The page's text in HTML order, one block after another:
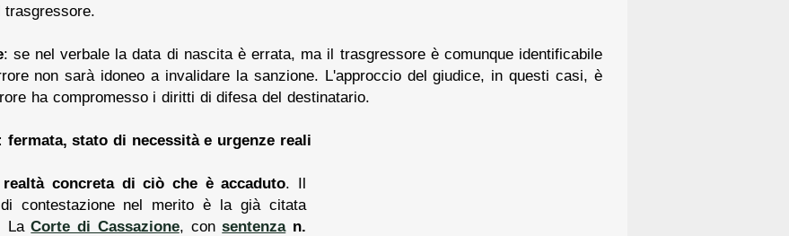
trasgressore.
: se nel verbale la data di nascita è errata, ma il trasgressore è comunque identificabile
non sarà idoneo a invalidare la sanzione. L'approccio del giudice, in questi casi, è
ha compromesso i diritti di difesa del destinatario.
stato di necessità e urgenze reali
concreta di ciò che è accaduto. Il
contestazione nel merito è la già citata
LaCorte di Cassazione, consentenzan.